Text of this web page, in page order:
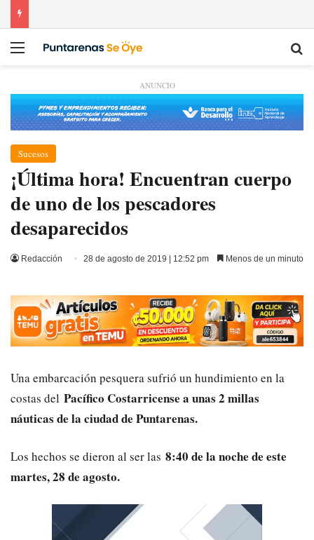
Menú
ANUNCIO
Sucesos
¡Última hora! Encuentran cuerpo
de uno de los pescadores
desaparecidos
Redacción 28 de agosto de 2019 | 12:52 pm Menos de un minuto
Una embarcación pesquera sufrió un hundimiento en la
costas del Pacífico Costarricense a unas 2 millas
náuticas de la ciudad de Puntarenas.
Los hechos se dieron al ser las 8:40 de la noche de este
martes, 28 de agosto.